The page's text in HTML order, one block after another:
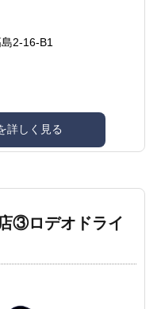
2-16-B1
詳しく見る
③ロデオドライ